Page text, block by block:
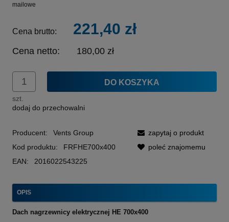
mailowe
Cena brutto: 221,40 zł
Cena netto: 180,00 zł
szt.
DO KOSZYKA
dodaj do przechowalni
Producent:
Vents Group
Kod produktu:
FRFHE700x400
EAN:
2016022543225
zapytaj o produkt
poleć znajomemu
OPIS
Dach nagrzewnicy elektrycznej HE 700x400